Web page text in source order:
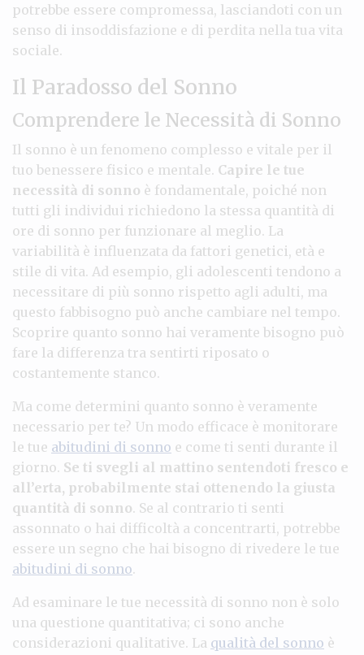
potrebbe essere compromessa, lasciandoti con un
senso di insoddisfazione e di perdita nella tua vita
sociale.
Il Paradosso del Sonno
Comprendere le Necessità di Sonno
Il sonno è un fenomeno complesso e vitale per il
tuo benessere fisico e mentale. Capire le tue
necessità di sonno è fondamentale, poiché non
tutti gli individui richiedono la stessa quantità di
ore di sonno per funzionare al meglio. La
variabilità è influenzata da fattori genetici, età e
stile di vita. Ad esempio, gli adolescenti tendono a
necessitare di più sonno rispetto agli adulti, ma
questo fabbisogno può anche cambiare nel tempo.
Scoprire quanto sonno hai veramente bisogno può
fare la differenza tra sentirti riposato o
costantemente stanco.
Ma come determini quanto sonno è veramente
necessario per te? Un modo efficace è monitorare
le tue abitudini di sonno e come ti senti durante il
giorno. Se ti svegli al mattino sentendoti fresco e
all’erta, probabilmente stai ottenendo la giusta
quantità di sonno. Se al contrario ti senti
assonnato o hai difficoltà a concentrarti, potrebbe
essere un segno che hai bisogno di rivedere le tue
abitudini di sonno.
Ad esaminare le tue necessità di sonno non è solo
una questione quantitativa; ci sono anche
considerazioni qualitative. La qualità del sonno è